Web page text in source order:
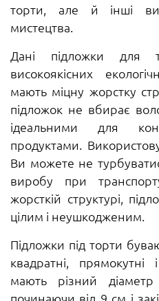
торти, але й інші
мистецтва.
Дані підложки для
високоякісних
мають міцну жорстку
підложок не вбирає
ідеальними для
продуктами.
Ви можете не
виробу при
жорсткій структурі,
цілим і неушкодженим.
Підложки під торти
квадратні,
мають різний
починаючи від 9 см і